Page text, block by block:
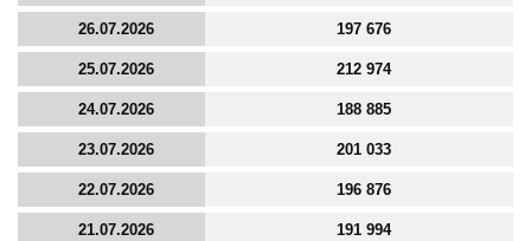
26.07.2026 197 676
25.07.2026 212 974
24.07.2026 188 885
23.07.2026 201 033
22.07.2026 196 876
21.07.2026 191 994